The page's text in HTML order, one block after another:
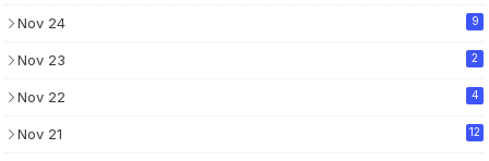
Nov 24 9
Nov 23 2
Nov 22 4
Nov 21 12